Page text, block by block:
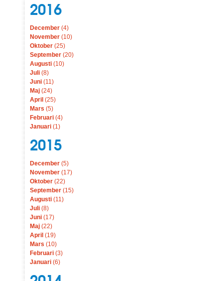
2016
December (4)
November (10)
Oktober (25)
September (20)
Augusti (10)
Juli (8)
Juni (11)
Maj (24)
April (25)
Mars (5)
Februari (4)
Januari (1)
2015
December (5)
November (17)
Oktober (22)
September (15)
Augusti (11)
Juli (8)
Juni (17)
Maj (22)
April (19)
Mars (10)
Februari (3)
Januari (6)